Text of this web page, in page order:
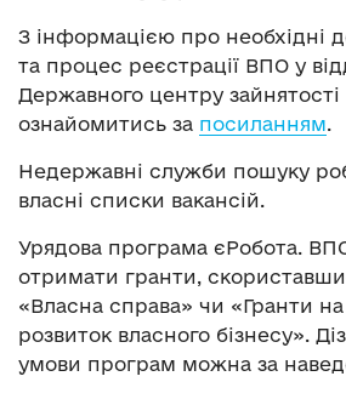
З інформацією про необхідні
та процес реєстрації ВПО у
Державного центру
ознайомитись за посиланням.
Недержавні служби пошуку
власні списки вакансій.
Урядова програма єРобота.
отримати гранти,
«Власна справа» чи «Гранти
розвиток власного бізнесу».
умови програм можна за